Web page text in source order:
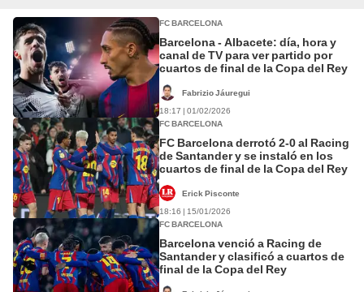
FC BARCELONA
Barcelona - Albacete: día, hora y
canal de TV para ver partido por
cuartos de final de la Copa del Rey
Fabrizio Jáuregui
18:17 | 01/02/2026
FC BARCELONA
FC Barcelona derrotó 2-0 al Racing
de Santander y se instaló en los
cuartos de final de la Copa del Rey
Erick Pisconte
18:16 | 15/01/2026
FC BARCELONA
Barcelona venció a Racing de
Santander y clasificó a cuartos de
final de la Copa del Rey